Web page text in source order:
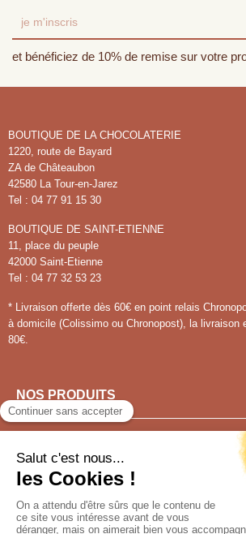
et bénéficiez de 10% de remise sur votre
BOUTIQUE DE LA CHOCOLATERIE
1220, route de Bayard
ZA de Châteaubon
42580 La Tour-en-Jarez
Tel : 04 77 91 15 30
BOUTIQUE DE SAINT-ETIENNE
11, place du peuple
42000 Saint-Etienne
Tel : 04 77 32 53 23
* Livraison offerte dès 60€ en point relais
à domicile (Colissimo ou Chronopost), la livraison
80€.
NOS PRODUITS
VOUS SOUHAITEZ ?